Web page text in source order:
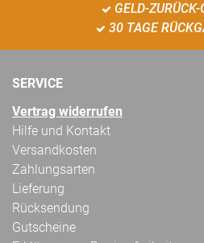
GELD-
30 TAGE
SERVICE
Vertrag widerrufen
Hilfe und Kontakt
Versandkosten
Zahlungsarten
Lieferung
Rücksendung
Gutscheine